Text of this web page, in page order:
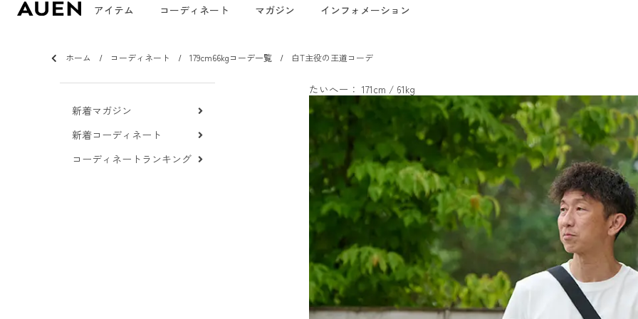
アイテム コーディネート マガジン インフォメーション
ホーム コーディネート 179cm66kgコーデ一覧 白T主役の王道コーデ
新着マガジン
新着コーディネート
コーディネートランキング
たいへー： 171cm / 61kg